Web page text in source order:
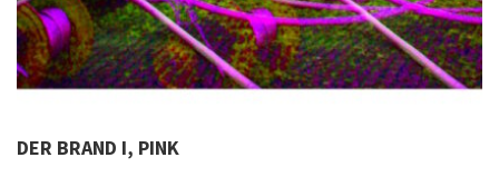
DER BRAND I, PINK